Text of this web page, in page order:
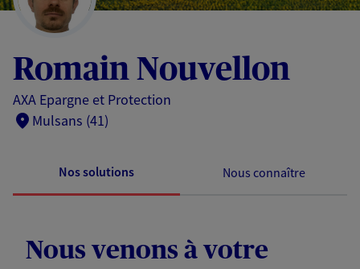
Romain Nouvellon
AXA Epargne et Protection
Mulsans (41)
Nos solutions Nous connaître
Nous venons à votre